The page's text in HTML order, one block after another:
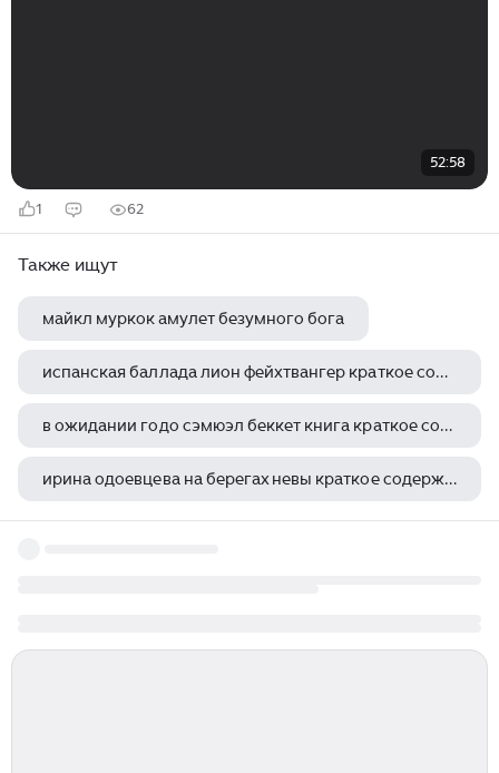
52:58
1 62
Также ищут
майкл муркок амулет безумного бога
испанская баллада лион фейхтвангер краткое содержание
в ожидании годо сэмюэл беккет книга краткое содержание
ирина одоевцева на берегах невы краткое содержание